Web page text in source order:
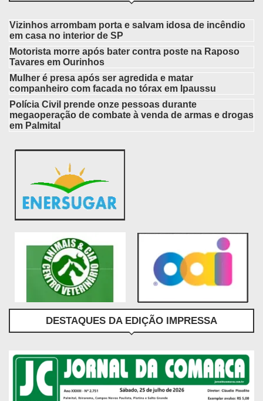
Vizinhos arrombam porta e salvam idosa de incêndio
em casa no interior de SP
Motorista morre após bater contra poste na Raposo
Tavares em Ourinhos
Mulher é presa após ser agredida e matar
companheiro com facada no tórax em Ipaussu
Polícia Civil prende onze pessoas durante
megaoperação de combate à venda de armas e drogas
em Palmital
DESTAQUES DA EDIÇÃO IMPRESSA